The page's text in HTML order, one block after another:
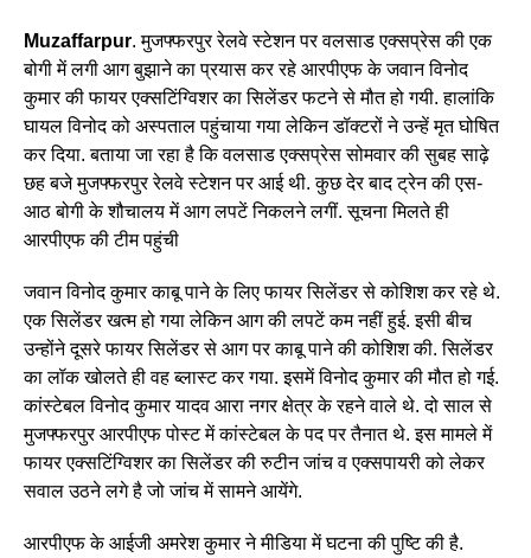
Muzaffarpur. मुजफ्फरपुर रेलवे स्टेशन पर वलसाड एक्सप्रेस की एक
बोगी में लगी आग बुझाने का प्रयास कर रहे आरपीएफ के जवान विनोद
कुमार की फायर एक्सटिंग्विशर का सिलेंडर फटने से मौत हो गयी. हालांकि
घायल विनोद को अस्पताल पहुंचाया गया लेकिन डॉक्टरों ने उन्हें मृत घोषित
कर दिया. बताया जा रहा है कि वलसाड एक्सप्रेस सोमवार की सुबह साढ़े
छह बजे मुजफ्फरपुर रेलवे स्टेशन पर आई थी. कुछ देर बाद ट्रेन की एस-
आठ बोगी के शौचालय में आग लपटें निकलने लगीं. सूचना मिलते ही
आरपीएफ की टीम पहुंची
जवान विनोद कुमार काबू पाने के लिए फायर सिलेंडर से कोशिश कर रहे थे.
एक सिलेंडर खत्म हो गया लेकिन आग की लपटें कम नहीं हुई. इसी बीच
उन्होंने दूसरे फायर सिलेंडर से आग पर काबू पाने की कोशिश की. सिलेंडर
का लॉक खोलते ही वह ब्लास्ट कर गया. इसमें विनोद कुमार की मौत हो गई.
कांस्टेबल विनोद कुमार यादव आरा नगर क्षेत्र के रहने वाले थे. दो साल से
मुजफ्फरपुर आरपीएफ पोस्ट में कांस्टेबल के पद पर तैनात थे. इस मामले में
फायर एक्सटिंग्विशर का सिलेंडर की रुटीन जांच व एक्सपायरी को लेकर
सवाल उठने लगे है जो जांच में सामने आयेंगे.
आरपीएफ के आईजी अमरेश कुमार ने मीडिया में घटना की पुष्टि की है.